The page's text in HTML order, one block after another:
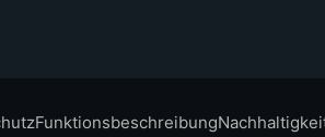
Funktionsbeschreibung